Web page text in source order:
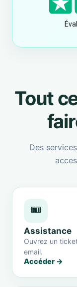
Tout
Des
🎟️
Assistance
Ouvrez un
email.
Accéder →